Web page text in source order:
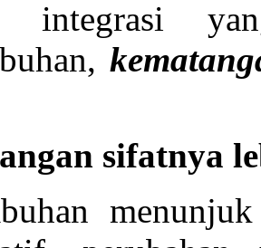
integrasi
sifatnya